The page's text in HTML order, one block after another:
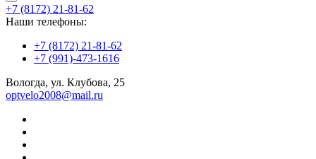
+7 (8172) 21-81-62
Наши телефоны:
+7 (8172) 21-81-62
+7 (991)-473-1616
Вологда, ул. Клубова, 25
optvelo2008@mail.ru